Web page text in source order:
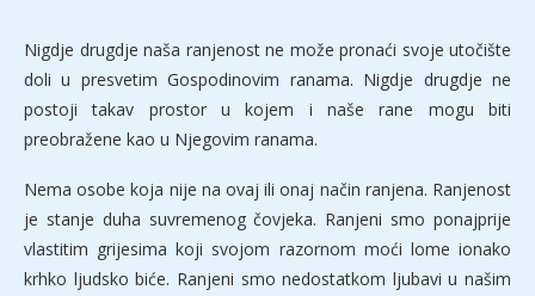
Nigdje drugdje naša ranjenost ne može pronaći svoje utočište
doli u presvetim Gospodinovim ranama. Nigdje drugdje ne
postoji takav prostor u kojem i naše rane mogu biti
preobražene kao u Njegovim ranama.
Nema osobe koja nije na ovaj ili onaj način ranjena. Ranjenost
je stanje duha suvremenog čovjeka. Ranjeni smo ponajprije
vlastitim grijesima koji svojom razornom moći lome ionako
krhko ljudsko biće. Ranjeni smo nedostatkom ljubavi u našim